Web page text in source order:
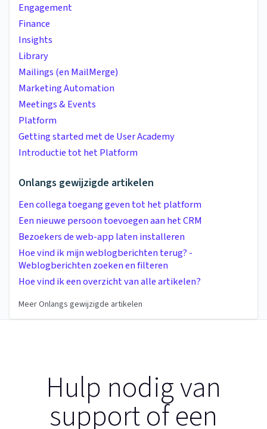
Engagement
Finance
Insights
Library
Mailings (en MailMerge)
Marketing Automation
Meetings & Events
Platform
Getting started met de User Academy
Introductie tot het Platform
Onlangs gewijzigde artikelen
Een collega toegang geven tot het platform
Een nieuwe persoon toevoegen aan het CRM
Bezoekers de web-app laten installeren
Hoe vind ik mijn weblogberichten terug? -
Weblogberichten zoeken en filteren
Hoe vind ik een overzicht van alle artikelen?
Meer Onlangs gewijzigde artikelen
Hulp nodig van
support of een